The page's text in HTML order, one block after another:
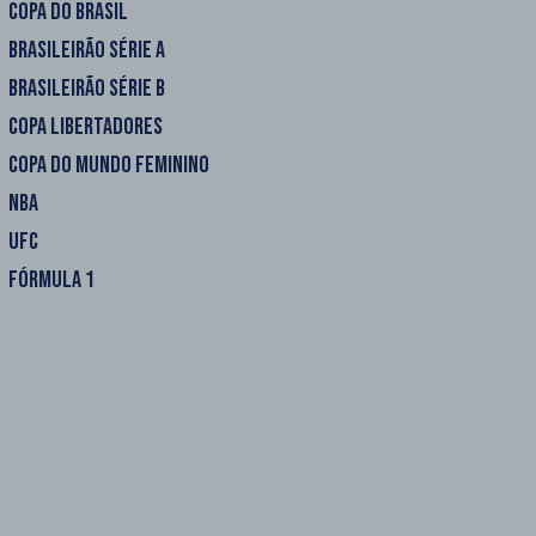
COPA DO BRASIL
BRASILEIRÃO SÉRIE A
BRASILEIRÃO SÉRIE B
COPA LIBERTADORES
COPA DO MUNDO FEMININO
NBA
UFC
FÓRMULA 1